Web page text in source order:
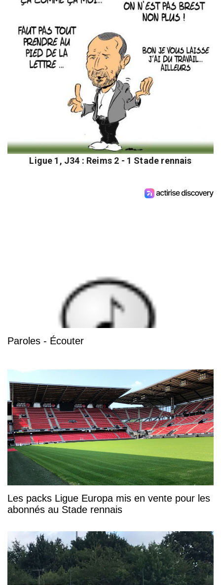
Ligue 1, J34 : Reims 2 - 1 Stade rennais
Paroles - Écouter
Les packs Ligue Europa mis en vente pour les
abonnés au Stade rennais